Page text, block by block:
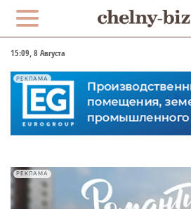
15:09, 8 Августа
РЕКЛАМА
РЕКЛАМА